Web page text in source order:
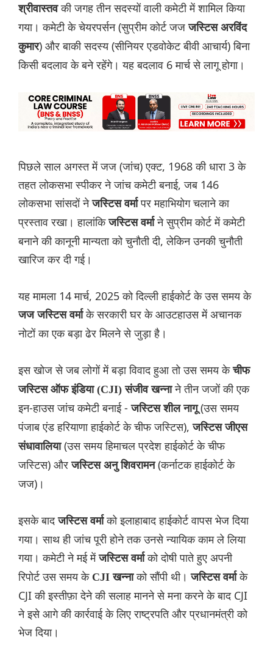
श्रीवास्तवकी जगह तीन सदस्यों वाली कमेटी में शामिल किया
गया। कमेटी के चेयरपर्सन (सुप्रीम कोर्ट जजजस्टिस अरविंद
कुमार) और बाकी सदस्य (सीनियर एडवोकेट बीवी आचार्य) बिना
किसी बदलाव के बने रहेंगे। यह बदलाव 6 मार्च से लागू होगा।
पिछले साल अगस्त में जज (जांच) एक्ट, 1968 की धारा 3 के
तहत लोकसभा स्पीकर ने जांच कमेटी बनाई, जब 146
लोकसभा सांसदों नेजस्टिस वर्मापर महाभियोग चलाने का
प्रस्ताव रखा। हालांकिजस्टिस वर्माने सुप्रीम कोर्ट में कमेटी
बनाने की कानूनी मान्यता को चुनौती दी, लेकिन उनकी चुनौती
खारिज कर दी गई।
यह मामला 14 मार्च, 2025 को दिल्ली हाईकोर्ट के उस समय के
जज जस्टिस वर्माके सरकारी घर के आउटहाउस में अचानक
नोटों का एक बड़ा ढेर मिलने से जुड़ा है।
इस खोज से जब लोगों में बड़ा विवाद हुआ तो उस समय केचीफ
जस्टिस ऑफ इंडिया (CJI) संजीव खन्नाने तीन जजों की एक
इन-हाउस जांच कमेटी बनाई -जस्टिस शील नागू(उस समय
पंजाब एंड हरियाणा हाईकोर्ट के चीफ जस्टिस),जस्टिस जीएस
संधावालिया (उस समय हिमाचल प्रदेश हाईकोर्ट के चीफ
जस्टिस) औरजस्टिस अनु शिवरामन(कर्नाटक हाईकोर्ट के
जज)।
इसके बादजस्टिस वर्माको इलाहाबाद हाईकोर्ट वापस भेज दिया
गया। साथ ही जांच पूरी होने तक उनसे न्यायिक काम ले लिया
गया। कमेटी ने मई मेंजस्टिस वर्माको दोषी पाते हुए अपनी
रिपोर्ट उस समय के CJI खन्नाको सौंपी थी।जस्टिस वर्माके
CJI की इस्तीफ़ा देने की सलाह मानने से मना करने के बाद CJI
ने इसे आगे की कार्रवाई के लिए राष्ट्रपति और प्रधानमंत्री को
भेज दिया।